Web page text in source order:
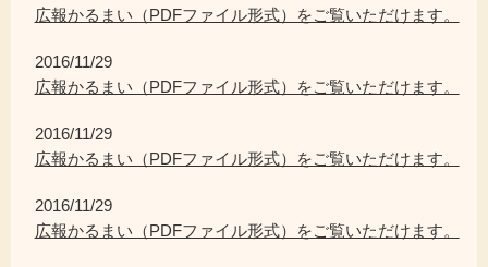
広報かるまい（PDFファイル形式）をご覧いただけます。
2016/11/29
広報かるまい（PDFファイル形式）をご覧いただけます。
2016/11/29
広報かるまい（PDFファイル形式）をご覧いただけます。
2016/11/29
広報かるまい（PDFファイル形式）をご覧いただけます。